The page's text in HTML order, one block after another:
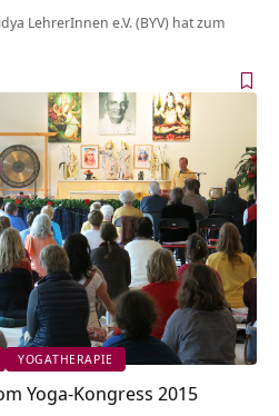
LehrerInnen e.V. (BYV) hat zum
YOGATHERAPIE
Yoga-Kongress 2015